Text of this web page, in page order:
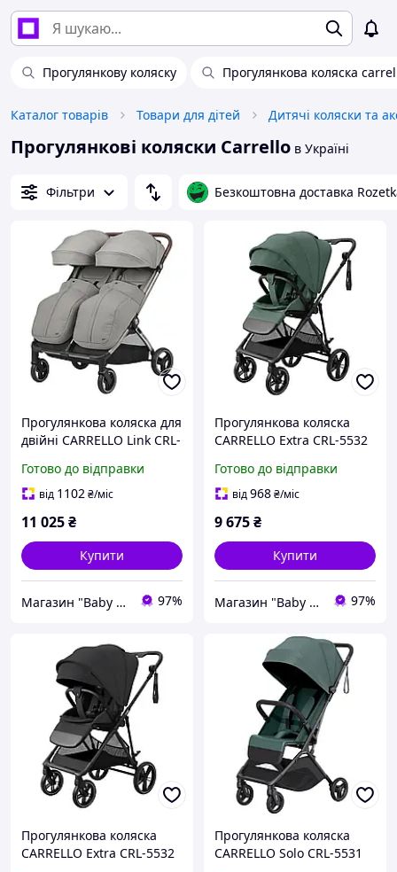
Прогулянкову коляску Прогулянкова коляска
Каталог товарів Товари для дітей Дитячі коляски та
Прогулянкові коляски Carrello в Україні
Фільтри Безкоштовна доставка
Прогулянкова коляска для
двійні CARRELLO Link CRL-
Готово до відправки
від 1102₴/міс
11 025₴
Купити
Магазин "Baby Comfort" 97%
Прогулянкова коляска
CARRELLO Extra CRL-5532
реверсивним блоком та
карбоновою рамою до 22
Готово до відправки
від968₴/міс
9 675₴
Купити
Магазин "Baby Comfort" 97%
Прогулянкова коляска
CARRELLO Extra CRL-5532
Прогулянкова коляска
CARRELLO Solo CRL-5531